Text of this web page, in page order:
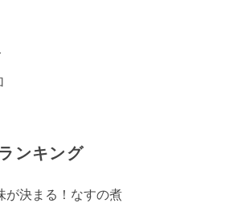
ンキング
が決まる！なすの煮